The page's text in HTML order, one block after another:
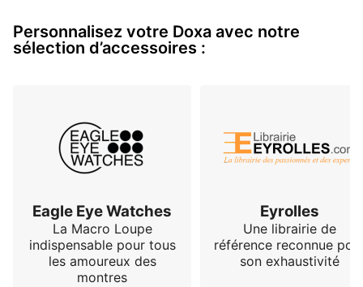
Personnalisez votre Doxa avec notre
sélection d’accessoires :
Eagle Eye Watches
La Macro Loupe
indispensable pour tous
les amoureux des
montres
Eyrolles
Une librairie de
référence reconnue
son exhaustivité